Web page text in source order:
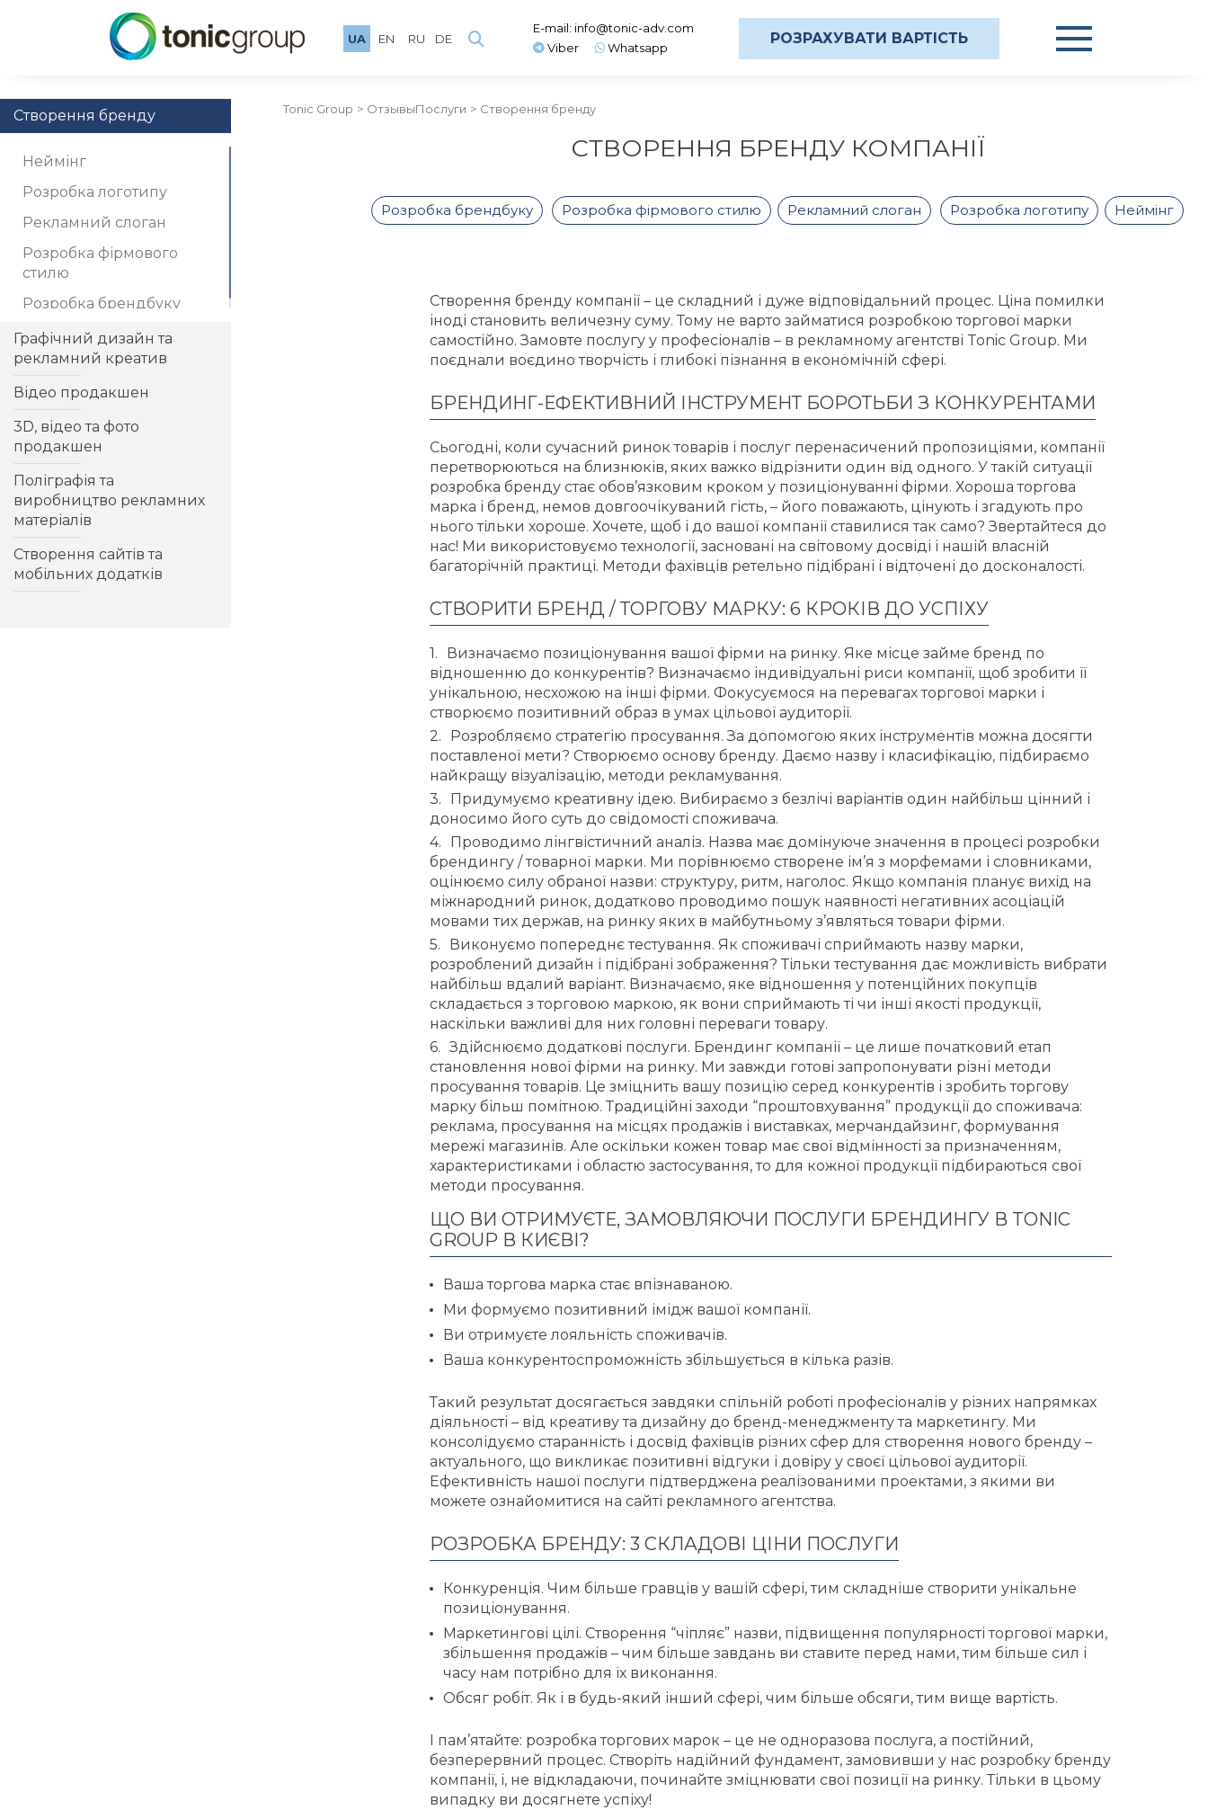
UA EN RU DE
E-mail: info@tonic-adv.com
Viber
Whatsapp
РОЗРАХУВАТИ ВАРТІСТЬ
Створення бренду
Неймінг
Розробка логотипу
Рекламний слоган
Розробка фірмового
стилю
Розробка брендбуку
Графічний дизайн та
рекламний креатив
Відео продакшен
3D, відео та фото
продакшен
Поліграфія та
виробництво рекламних
матеріалів
Створення сайтів та
мобільних додатків
Tonic Group ОтзывыПослуги Створення бренду
СТВОРЕННЯ БРЕНДУ КОМПАНІЇ
Розробка брендбуку Розробка фірмового стилю Рекламний слоган Розробка логотипу Неймінг
Створення бренду компанії – це складний і дуже відповідальний процес. Ціна помилки
іноді становить величезну суму. Тому не варто займатися розробкою торгової марки
самостійно. Замовте послугу у професіоналів – в рекламному агентстві Tonic Group. Ми
поєднали воєдино творчість і глибокі пізнання в економічній сфері.
БРЕНДИНГ-ЕФЕКТИВНИЙ ІНСТРУМЕНТ БОРОТЬБИ З КОНКУРЕНТАМИ
Сьогодні, коли сучасний ринок товарів і послуг перенасичений пропозиціями, компанії
перетворюються на близнюків, яких важко відрізнити один від одного. У такій ситуації
розробка бренду стає обов’язковим кроком у позиціонуванні фірми. Хороша торгова
марка і бренд, немов довгоочікуваний гість, – його поважають, цінують і згадують про
нього тільки хороше. Хочете, щоб і до вашої компанії ставилися так само? Звертайтеся до
нас! Ми використовуємо технології, засновані на світовому досвіді і нашій власній
багаторічній практиці. Методи фахівців ретельно підібрані і відточені до досконалості.
СТВОРИТИ БРЕНД / ТОРГОВУ МАРКУ: 6 КРОКІВ ДО УСПІХУ
Визначаємо позиціонування вашої фірми на ринку. Яке місце займе бренд по
відношенню до конкурентів? Визначаємо індивідуальні риси компанії, щоб зробити її
унікальною, несхожою на інші фірми. Фокусуємося на перевагах торгової марки і
створюємо позитивний образ в умах цільової аудиторії.
Розробляємо стратегію просування. За допомогою яких інструментів можна досягти
поставленої мети? Створюємо основу бренду. Даємо назву і класифікацію, підбираємо
найкращу візуалізацію, методи рекламування.
Придумуємо креативну ідею. Вибираємо з безлічі варіантів один найбільш цінний і
доносимо його суть до свідомості споживача.
Проводимо лінгвістичний аналіз. Назва має домінуюче значення в процесі розробки
брендингу / товарної марки. Ми порівнюємо створене ім’я з морфемами і словниками,
оцінюємо силу обраної назви: структуру, ритм, наголос. Якщо компанія планує вихід на
міжнародний ринок, додатково проводимо пошук наявності негативних асоціацій
мовами тих держав, на ринку яких в майбутньому з’являться товари фірми.
Виконуємо попереднє тестування. Як споживачі сприймають назву марки,
розроблений дизайн і підібрані зображення? Тільки тестування дає можливість вибрати
найбільш вдалий варіант. Визначаємо, яке відношення у потенційних покупців
складається з торговою маркою, як вони сприймають ті чи інші якості продукції,
наскільки важливі для них головні переваги товару.
Здійснюємо додаткові послуги. Брендинг компанії – це лише початковий етап
становлення нової фірми на ринку. Ми завжди готові запропонувати різні методи
просування товарів. Це зміцнить вашу позицію серед конкурентів і зробить торгову
марку більш помітною. Традиційні заходи “проштовхування” продукції до споживача:
реклама, просування на місцях продажів і виставках, мерчандайзинг, формування
мережі магазинів. Але оскільки кожен товар має свої відмінності за призначенням,
характеристиками і областю застосування, то для кожної продукції підбираються свої
методи просування.
ЩО ВИ ОТРИМУЄТЕ, ЗАМОВЛЯЮЧИ ПОСЛУГИ БРЕНДИНГУ В TONIC
GROUP В КИЄВІ?
Ваша торгова марка стає впізнаваною.
Ми формуємо позитивний імідж вашої компанії.
Ви отримуєте лояльність споживачів.
Ваша конкурентоспроможність збільшується в кілька разів.
Такий результат досягається завдяки спільній роботі професіоналів у різних напрямках
діяльності – від креативу та дизайну до бренд-менеджменту та маркетингу. Ми
консолідуємо старанність і досвід фахівців різних сфер для створення нового бренду –
актуального, що викликає позитивні відгуки і довіру у своєї цільової аудиторії.
Ефективність нашої послуги підтверджена реалізованими проектами, з якими ви
можете ознайомитися на сайті рекламного агентства.
РОЗРОБКА БРЕНДУ: 3 СКЛАДОВІ ЦІНИ ПОСЛУГИ
Конкуренція. Чим більше гравців у вашій сфері, тим складніше створити унікальне
позиціонування.
Маркетингові цілі. Створення “чіпляє” назви, підвищення популярності торгової марки,
збільшення продажів – чим більше завдань ви ставите перед нами, тим більше сил і
часу нам потрібно для їх виконання.
Обсяг робіт. Як і в будь-який інший сфері, чим більше обсяги, тим вище вартість.
І пам’ятайте: розробка торгових марок – це не одноразова послуга, а постійний,
безперервний процес. Створіть надійний фундамент, замовивши у нас розробку бренду
компанії, і, не відкладаючи, починайте зміцнювати свої позиції на ринку. Тільки в цьому
випадку ви досягнете успіху!